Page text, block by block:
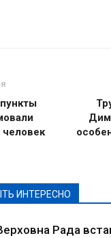
человек
ИНТЕРЕСНО
Рада